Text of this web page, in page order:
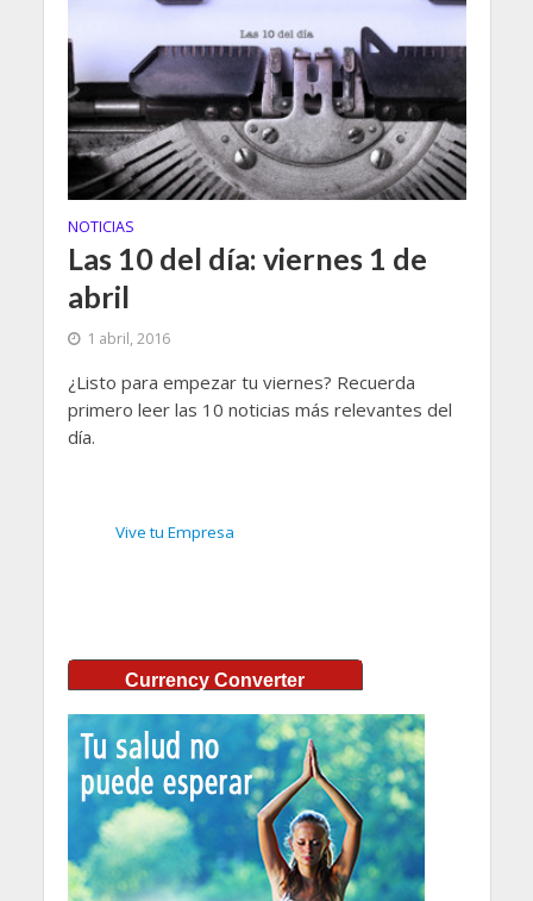
NOTICIAS
Las 10 del día: viernes 1 de
abril
1 abril, 2016
¿Listo para empezar tu viernes? Recuerda
primero leer las 10 noticias más relevantes del
día.
Vive tu Empresa
Currency Converter